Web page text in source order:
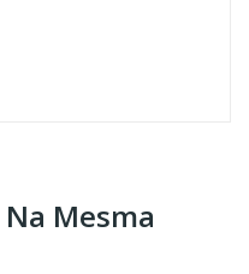
Mesma